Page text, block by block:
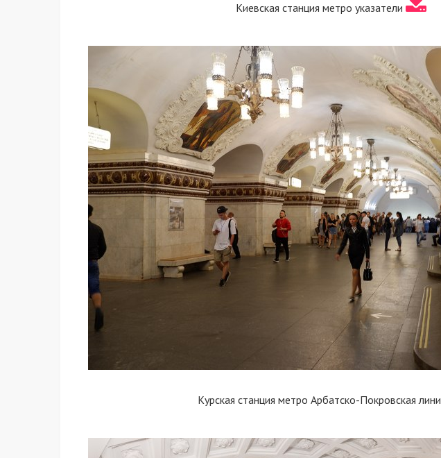
Киевская станция метро указатели
Курская станция метро Арбатско-Покровская лини